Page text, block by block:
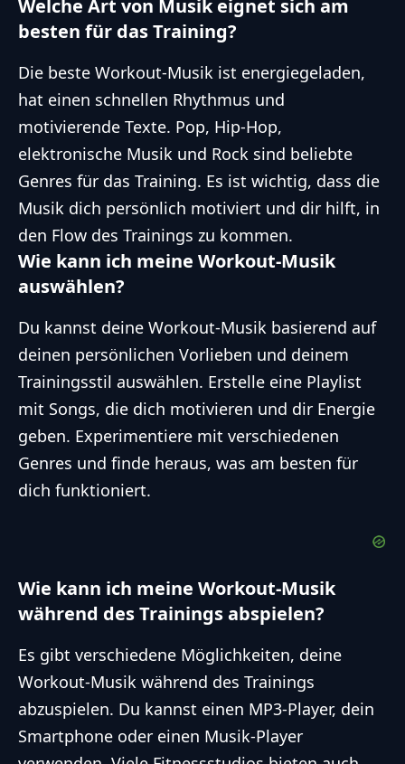
Welche Art von Musik eignet sich am
besten für das Training?
Die beste Workout-Musik ist energiegeladen,
hat einen schnellen Rhythmus und
motivierende Texte. Pop, Hip-Hop,
elektronische Musik und Rock sind beliebte
Genres für das Training. Es ist wichtig, dass die
Musik dich persönlich motiviert und dir hilft, in
den Flow des Trainings zu kommen.
Wie kann ich meine Workout-Musik
auswählen?
Du kannst deine Workout-Musik basierend auf
deinen persönlichen Vorlieben und deinem
Trainingsstil auswählen. Erstelle eine Playlist
mit Songs, die dich motivieren und dir Energie
geben. Experimentiere mit verschiedenen
Genres und finde heraus, was am besten für
dich funktioniert.
Wie kann ich meine Workout-Musik
während des Trainings abspielen?
Es gibt verschiedene Möglichkeiten, deine
Workout-Musik während des Trainings
abzuspielen. Du kannst einen MP3-Player, dein
Smartphone oder einen Musik-Player